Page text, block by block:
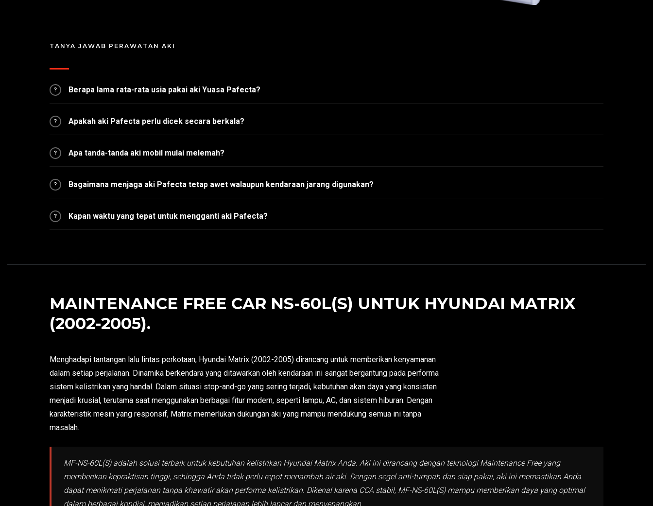
TANYA JAWAB PERAWATAN AKI
? Berapa lama rata-rata usia pakai aki Yuasa Pafecta?
? Apakah aki Pafecta perlu dicek secara berkala?
? Apa tanda-tanda aki mobil mulai melemah?
? Bagaimana menjaga aki Pafecta tetap awet walaupun kendaraan jarang digunakan?
? Kapan waktu yang tepat untuk mengganti aki Pafecta?
MAINTENANCE FREE CAR NS-60L(S) UNTUK HYUNDAI MATRIX
(2002-2005).
Menghadapi tantangan lalu lintas perkotaan, Hyundai Matrix (2002-2005) dirancang untuk memberikan kenyamanan
dalam setiap perjalanan. Dinamika berkendara yang ditawarkan oleh kendaraan ini sangat bergantung pada performa
sistem kelistrikan yang handal. Dalam situasi stop-and-go yang sering terjadi, kebutuhan akan daya yang konsisten
menjadi krusial, terutama saat menggunakan berbagai fitur modern, seperti lampu, AC, dan sistem hiburan. Dengan
karakteristik mesin yang responsif, Matrix memerlukan dukungan aki yang mampu mendukung semua ini tanpa
masalah.
MF-NS-60L(S) adalah solusi terbaik untuk kebutuhan kelistrikan Hyundai Matrix Anda. Aki ini dirancang dengan teknologi Maintenance Free yang
memberikan kepraktisan tinggi, sehingga Anda tidak perlu repot menambah air aki. Dengan segel anti-tumpah dan siap pakai, aki ini memastikan Anda
dapat menikmati perjalanan tanpa khawatir akan performa kelistrikan. Dikenal karena CCA stabil, MF-NS-60L(S) mampu memberikan daya yang optimal
dalam berbagai kondisi, menjadikan setiap perjalanan lebih lancar dan menyenangkan.